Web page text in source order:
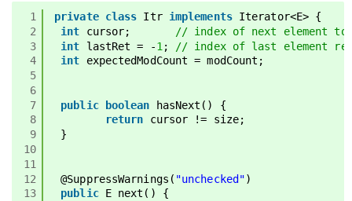
1
2
3
4
5
6
7
8
9
10
11
12
13
private class Itr implements Iterator<E> {
int
cursor;
// index of next element to
int
lastRet = -1 ;
// index of last element
int
expectedModCount = modCount;
public boolean
hasNext() {
return
cursor != size;
}
@SuppressWarnings ( "unchecked")
public E next() {